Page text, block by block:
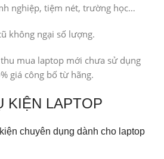
nghiệp, tiệm nét, trường học…
không ngại số lượng.
mua laptop mới chưa sử dụng
giá công bố từ hãng.
KIỆN LAPTOP
chuyên dụng dành cho laptop